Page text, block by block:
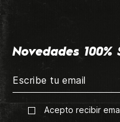
Novedades 100%
Acepto recibir